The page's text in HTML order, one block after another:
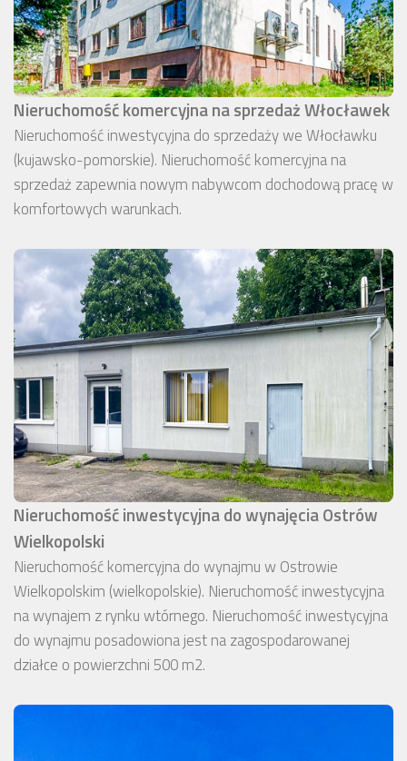
Nieruchomość komercyjna na sprzedaż Włocławek
Nieruchomość inwestycyjna do sprzedaży we Włocławku
(kujawsko-pomorskie). Nieruchomość komercyjna na
sprzedaż zapewnia nowym nabywcom dochodową pracę w
komfortowych warunkach.
Nieruchomość inwestycyjna do wynajęcia Ostrów
Wielkopolski
Nieruchomość komercyjna do wynajmu w Ostrowie
Wielkopolskim (wielkopolskie). Nieruchomość inwestycyjna
na wynajem z rynku wtórnego. Nieruchomość inwestycyjna
do wynajmu posadowiona jest na zagospodarowanej
działce o powierzchni 500 m2.